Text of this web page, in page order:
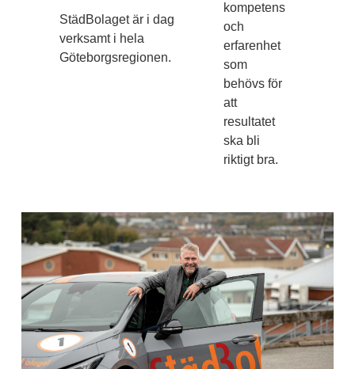
StädBolaget är i dag
verksamt i hela
Göteborgsregionen.
kompetens
och
erfarenhet
som
behövs för
att
resultatet
ska bli
riktigt bra.